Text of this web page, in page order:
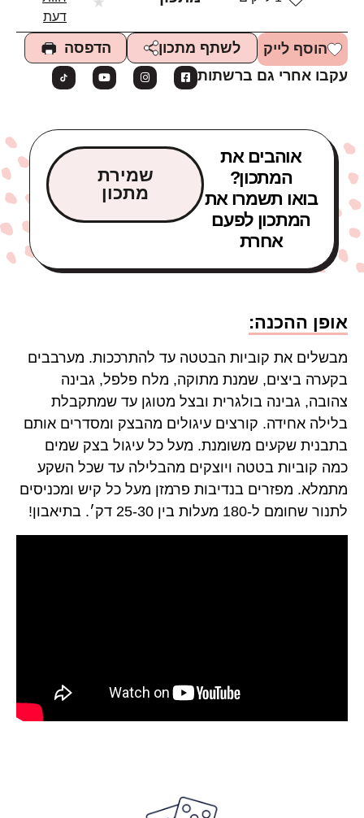
דעת
הוסף לייק לשתף מתכון
הדפסה
עקבו אחרי גם ברשתות
אוהבים את
המתכון?
בואו תשמרו את
המתכון לפעם
אחרת
שמירת
מתכון
אופן ההכנה:
מבשלים את קוביות הבטטה עד להתרככות. מערבבים
בקערה ביצים, שמנת מתוקה, מלח פלפל, גבינה
צהובה, גבינה בולגרית ובצל מטוגן עד שמתקבלת
בלילה אחידה. קורצים עיגולים מהבצק ומסדרים אותם
בתבנית שקעים משומנת. מעל כל עיגול בצק שמים
כמה קוביות בטטה ויוצקים מהבלילה עד שכל השקע
מתמלא. מפזרים בנדיבות פרמזן מעל כל קיש ומכניסים
לתנור שחומם ל-180 מעלות בין 25-30 דק׳. בתיאבון!